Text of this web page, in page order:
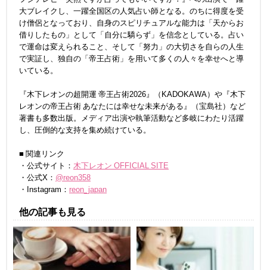
大ブレイクし、一躍全国区の人気占い師となる。のちに得度を受
け僧侶となっており、自身のスピリチュアルな能力は「天からお
借りしたもの」として「自分に驕らず」を信念としている。占い
で運命は変えられること、そして「努力」の大切さを自らの人生
で実証し、独自の「帝王占術」を用いて多くの人々を幸せへと導
いている。
『木下レオンの超開運 帝王占術2026』（KADOKAWA）や『木下
レオンの帝王占術 あなたには幸せな未来がある』（宝島社）など
著書も多数出版。メディア出演や執筆活動など多岐にわたり活躍
し、圧倒的な支持を集め続けている。
■ 関連リンク
・公式サイト： 木下レオン OFFICIAL SITE
・公式X： @reon358
・Instagram： reon_japan
他の記事も見る